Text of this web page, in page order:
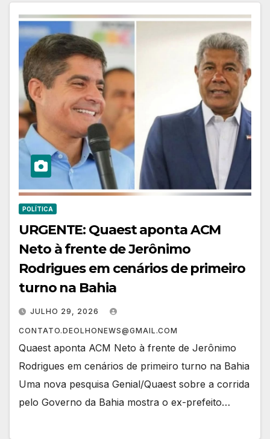
POLÍTICA
URGENTE: Quaest aponta ACM
Neto à frente de Jerônimo
Rodrigues em cenários de primeiro
turno na Bahia
JULHO 29, 2026
CONTATO.DEOLHONEWS@GMAIL.COM
Quaest aponta ACM Neto à frente de Jerônimo
Rodrigues em cenários de primeiro turno na Bahia
Uma nova pesquisa Genial/Quaest sobre a corrida
pelo Governo da Bahia mostra o ex-prefeito…